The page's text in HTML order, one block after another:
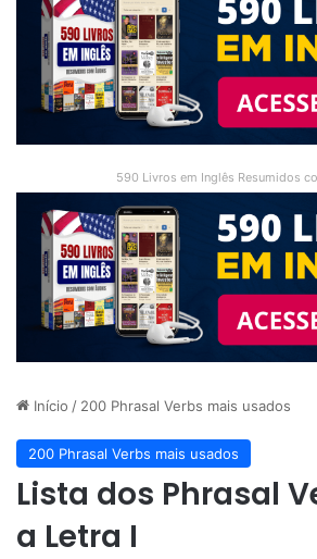
590 Livros em Inglês Resumidos
Início / 200 Phrasal Verbs mais usados
200 Phrasal Verbs mais usados
Lista dos Phrasal
a Letra I